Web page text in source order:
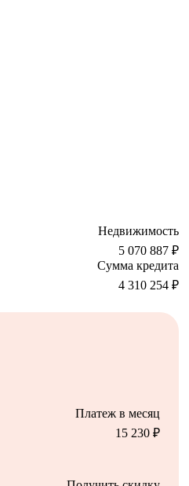
Недвижимость
5 070 887 ₽
Сумма кредита
4 310 254 ₽
Платеж в месяц
15 230 ₽